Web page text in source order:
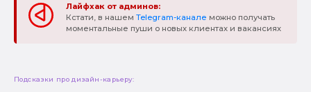
Лайфхак от админов:
Кстати, в нашем Telegram-канале можно получать
моментальные пуши о новых клиентах и вакансиях
Подсказки про дизайн-карьеру: